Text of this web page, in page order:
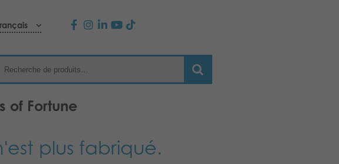
of Fortune
plus fabriqué.